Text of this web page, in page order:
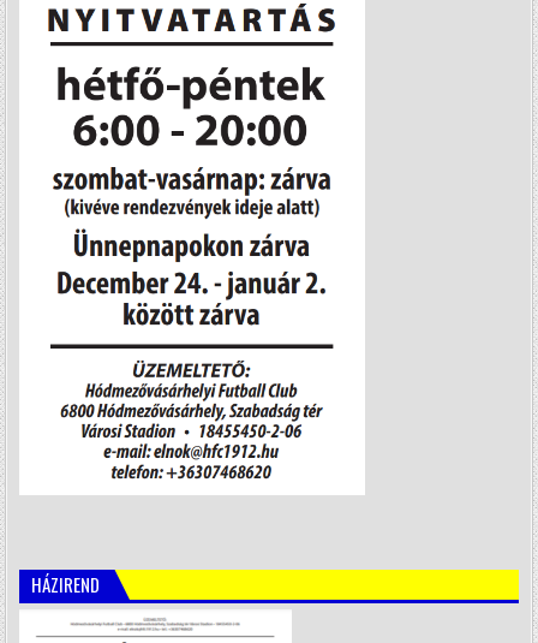
HÁZIREND